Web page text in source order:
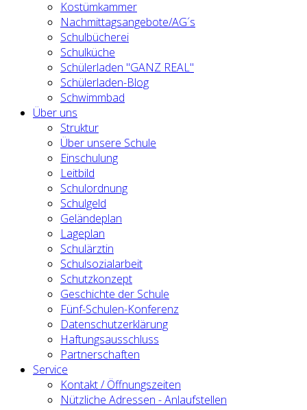
Kostümkammer
Nachmittagsangebote/AG´s
Schulbücherei
Schulküche
Schülerladen "GANZ REAL"
Schülerladen-Blog
Schwimmbad
Über uns
Struktur
Über unsere Schule
Einschulung
Leitbild
Schulordnung
Schulgeld
Geländeplan
Lageplan
Schulärztin
Schulsozialarbeit
Schutzkonzept
Geschichte der Schule
Fünf-Schulen-Konferenz
Datenschutzerklärung
Haftungsausschluss
Partnerschaften
Service
Kontakt / Öffnungszeiten
Nützliche Adressen - Anlaufstellen